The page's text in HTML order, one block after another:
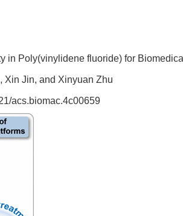
in Poly(vinylidene fluoride) for
Xin Jin, and Xinyuan Zhu
acs.biomac.4c00659